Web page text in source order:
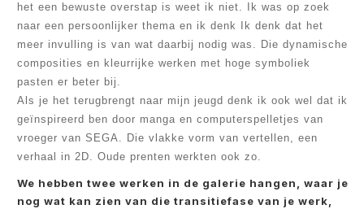
het een bewuste overstap is weet ik niet. Ik was op zoek
naar een persoonlijker thema en ik denk Ik denk dat het
meer invulling is van wat daarbij nodig was. Die dynamische
composities en kleurrijke werken met hoge symboliek
pasten er beter bij.
Als je het terugbrengt naar mijn jeugd denk ik ook wel dat ik
geïnspireerd ben door manga en computerspelletjes van
vroeger van SEGA. Die vlakke vorm van vertellen, een
verhaal in 2D. Oude prenten werkten ook zo.
We hebben twee werken in de galerie hangen, waar je
nog wat kan zien van die transitiefase van je werk,